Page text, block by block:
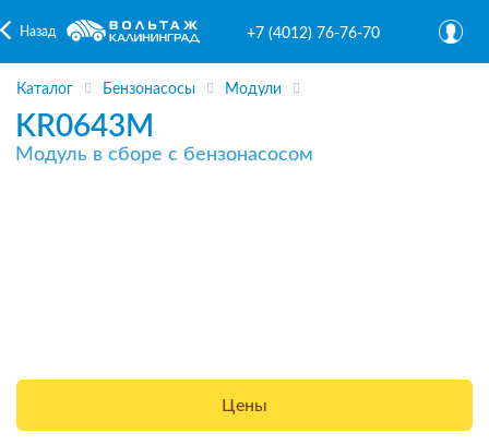
Назад +7 (4012) 76-76-70
Каталог Бензонасосы Модули
KR0643M
Модуль в сборе с бензонасосом
Цены